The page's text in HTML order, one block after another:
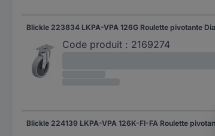
Code produit : 2169274